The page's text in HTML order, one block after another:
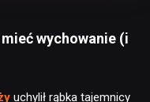
wychowanie (i
uchylił rąbka tajemnicy